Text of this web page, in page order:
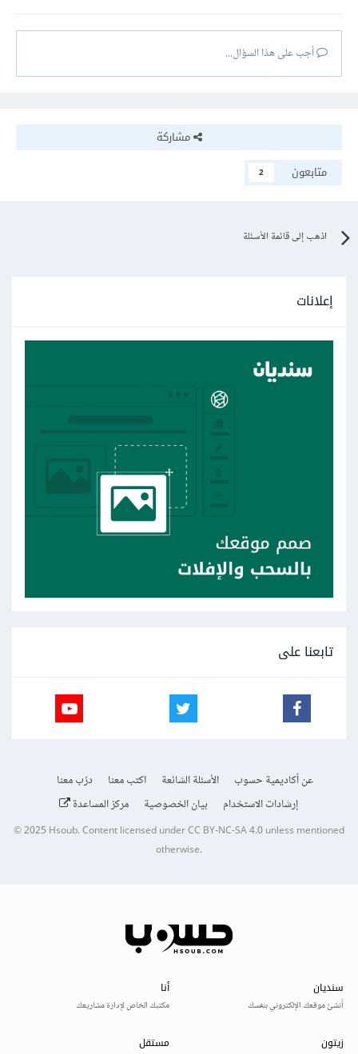
أجب على هذا السؤال...
مشاركة
متابعون
2
اذهب إلى قائمة الأسئلة
إعلانات
تابعنا على
عن أكاديمية حسوب الأسئلة الشائعة اكتب معنا
درّب معنا
إرشادات الاستخدام
بيان الخصوصية مركز المساعدة
© 2025Hsoub.Content licensed underCC BY-NC-SA 4.0unless mentioned
otherwise.